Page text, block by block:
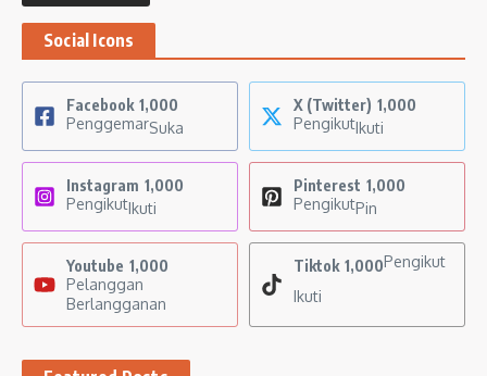
Social Icons
Facebook 1,000
PenggemarSuka
X (Twitter) 1,000
PengikutIkuti
Instagram 1,000
PengikutIkuti
Pinterest 1,000
PengikutPin
Youtube 1,000
Pelanggan
Berlangganan
Tiktok 1,000Pengikut
Ikuti